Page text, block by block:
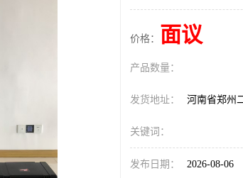
价格： 面议
产品数量：
发货地址： 河南省郑州
关键词：
发布日期： 2026-08-06